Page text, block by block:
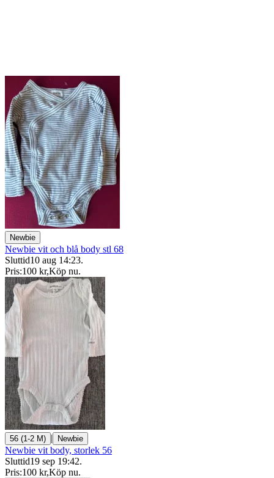
Newbie
Newbie vit och blå body stl 68
Sluttid10 aug 14:23.
Pris:100 kr,Köp nu.
56 (1-2 M) | Newbie
Newbie vit body, storlek 56
Sluttid19 sep 19:42.
Pris:100 kr,Köp nu.